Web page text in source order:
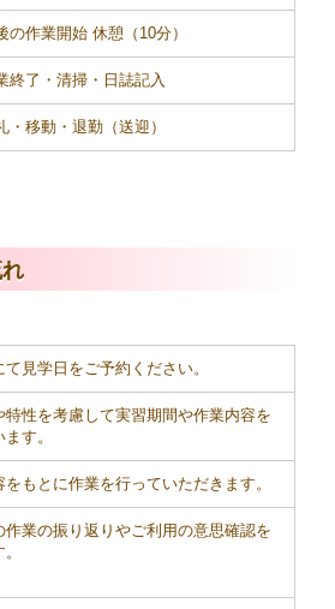
の作業開始 休憩（10分）
終了・清掃・日誌記入
・移動・退勤（送迎）
て見学日をご予約ください。
特性を考慮して実習期間や作業内容を
す。
をもとに作業を行っていただきます。
作業の振り返りやご利用の意思確認を